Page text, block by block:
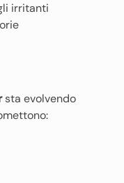
irritanti
sta evolvendo